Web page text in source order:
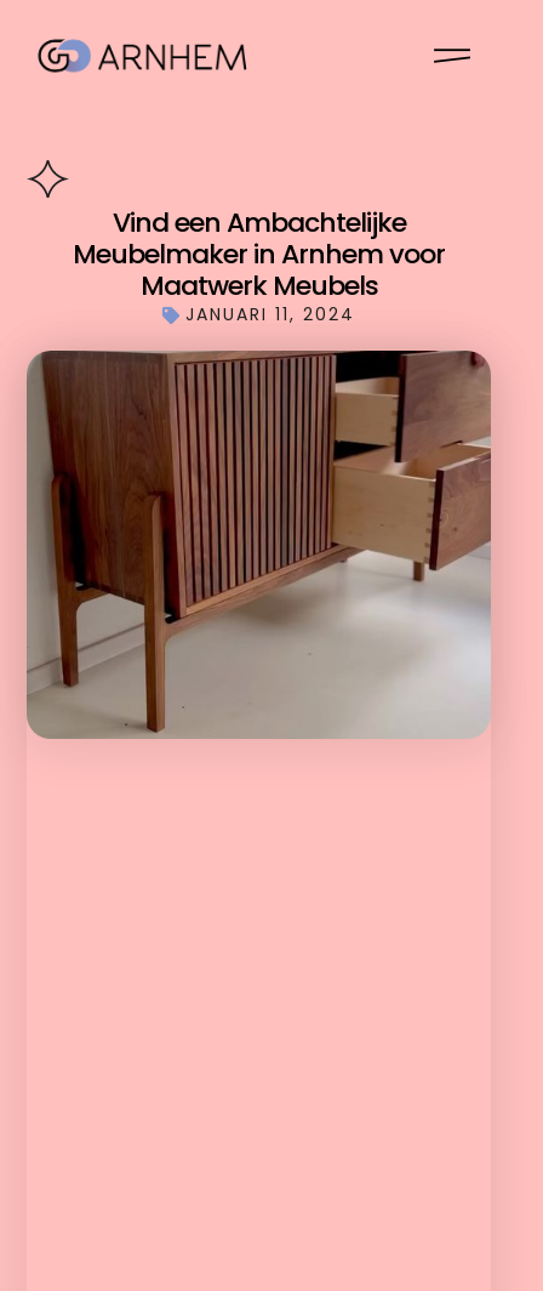
Vind een Ambachtelijke
Meubelmaker in Arnhem voor
Maatwerk Meubels
JANUARI 11, 2024